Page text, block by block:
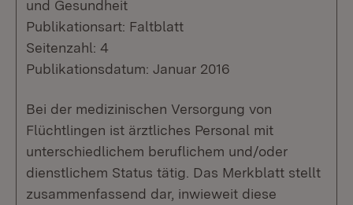
und Gesundheit
Publikationsart: Faltblatt
Seitenzahl: 4
Publikationsdatum: Januar 2016
Bei der medizinischen Versorgung von
Flüchtlingen ist ärztliches Personal mit
unterschiedlichem beruflichem und/oder
dienstlichem Status tätig. Das Merkblatt stellt
zusammenfassend dar, inwieweit diese